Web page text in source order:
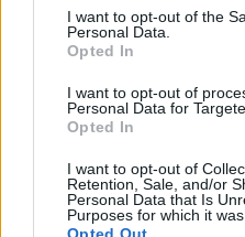
consent section.
I want to opt-out of the
Personal Data.
Opted In
I want to opt-out of
Personal Data for
Opted In
I want to opt-out of
Retention, Sale, and/or
Personal Data that Is
Purposes for which it was
M1
Bicske